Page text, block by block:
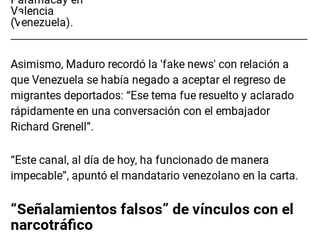
Asimismo, Maduro recordó la 'fake news' con relación a
que Venezuela se había negado a aceptar el regreso de
migrantes deportados: “Ese tema fue resuelto y aclarado
rápidamente en una conversación con el embajador
Richard Grenell”.
“Este canal, al día de hoy, ha funcionado de manera
impecable”, apuntó el mandatario venezolano en la carta.
“Señalamientos falsos” de vínculos con el
narcotráfico